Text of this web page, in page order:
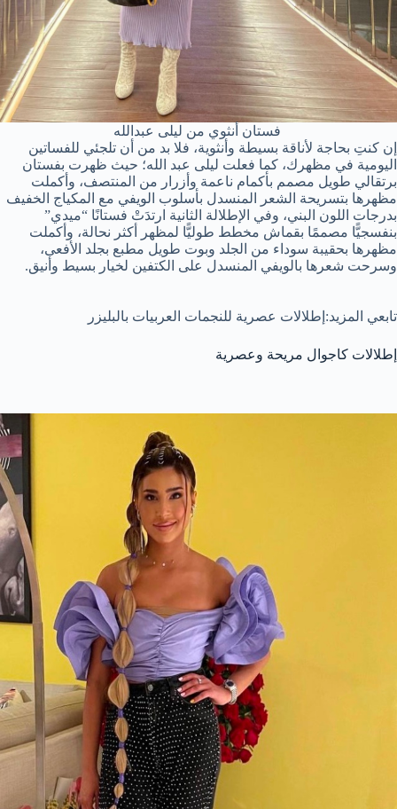
فستان أنثوي من ليلى عبدالله
إن كنتِ بحاجة لأناقة بسيطة وأنثوية، فلا بد من أن تلجئي للفساتين
اليومية في مظهرك، كما فعلت ليلى عبد الله؛ حيث ظهرت بفستان
برتقالي طويل مصمم بأكمام ناعمة وأزرار من المنتصف، وأكملت
مظهرها بتسريحة الشعر المنسدل بأسلوب الويفي مع المكياج الخفيف
بدرجات اللون البني، وفي الإطلالة الثانية ارتدَتْ فستانًا “ميدي”
بنفسجيًّا مصممًا بقماش مخطط طوليًّا لمظهر أكثر نحالة، وأكملت
مظهرها بحقيبة سوداء من الجلد وبوت طويل مطبع بجلد الأفعى،
وسرحت شعرها بالويفي المنسدل على الكتفين لخيار بسيط وأنيق.
تابعي المزيد:إطلالات عصرية للنجمات العربيات بالبليزر
إطلالات كاجوال مريحة وعصرية